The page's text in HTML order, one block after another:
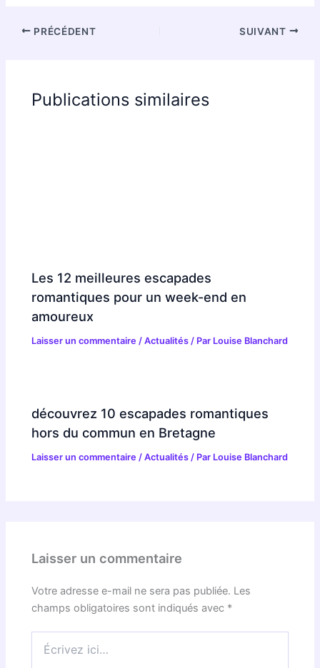
PRÉCÉDENT SUIVANT
Publications similaires
Les 12 meilleures escapades
romantiques pour un week-end en
amoureux
Laisser un commentaire /Actualités / Par Louise Blanchard
découvrez 10 escapades romantiques
hors du commun en Bretagne
Laisser un commentaire /Actualités / Par Louise Blanchard
Laisser un commentaire
Votre adresse e-mail ne sera pas publiée. Les
champs obligatoires sont indiqués avec *
ici…